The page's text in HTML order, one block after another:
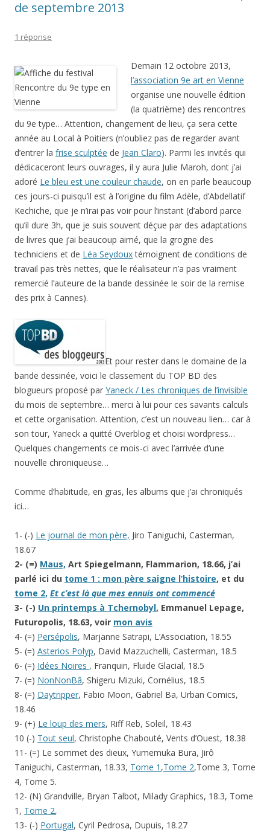
de septembre 2013
1 réponse
Demain 12 octobre 2013,
l’association 9e art en Vienne
organise une nouvelle édition
(la quatrième) des rencontres
du 9e type… Attention, changement de lieu, ça sera cette
année au Local à Poitiers (n’oubliez pas de regarder avant
d’entrer la frise sculptée de Jean Claro). Parmi les invités qui
dédicaceront leurs ouvrages, il y aura Julie Maroh, dont j’ai
adoré Le bleu est une couleur chaude, on en parle beaucoup
ces jours-ci puisqu’il est à l’origine du film Adèle, d’Abdellatif
Kechiche, que je n’irai pas voir pour l’instant (d’abord parce
qu’il dure 3h, que je suis souvent déçue par des adaptations
de livres que j’ai beaucoup aimé, que la grogne des
techniciens et de Léa Seydouxtémoignent de conditions de
travail pas très nettes, que le réalisateur n’a pas vraiment
remercié l’auteure de la bande dessinée le soir de la remise
des prix à Cannes).
Et pour rester dans le domaine de la
bande dessinée, voici le classement du TOP BD des
blogueurs proposé par Yaneck / Les chroniques de l’invisible
du mois de septembre… merci à lui pour ces savants calculs
et cette organisation. Attention, c’est un nouveau lien… car à
son tour, Yaneck a quitté Overblog et choisi wordpress…
Quelques changements ce mois-ci avec l’arrivée d’une
nouvelle chroniqueuse…
Comme d’habitude, en gras, les albums que j’ai chroniqués
ici…
1- (-) Le journal de mon père, Jiro Taniguchi, Casterman,
18.67
2- (=) Maus, Art Spiegelmann, Flammarion, 18.66, j’ai
parlé ici du tome 1 : mon père saigne l’histoire, et du
tome 2, Et c’est là que mes ennuis ont commencé
3- (-) Un printemps à Tchernobyl, Emmanuel Lepage,
Futuropolis, 18.63, voir mon avis
4- (=) Persépolis, Marjanne Satrapi, L’Association, 18.55
5- (=) Asterios Polyp, David Mazzuchelli, Casterman, 18.5
6- (=) Idées Noires , Franquin, Fluide Glacial, 18.5
7- (=) NonNonBâ, Shigeru Mizuki, Cornélius, 18.5
8- (=) Daytripper, Fabio Moon, Gabriel Ba, Urban Comics,
18.46
9- (+) Le loup des mers, Riff Reb, Soleil, 18.43
10 (-) Tout seul, Christophe Chabouté, Vents d’Ouest, 18.38
11- (=) Le sommet des dieux, Yumemuka Bura, Jirô
Taniguchi, Casterman, 18.33, Tome 1 ,Tome 2,Tome 3, Tome
4, Tome 5.
12- (N) Grandville, Bryan Talbot, Milady Graphics, 18.3, Tome
1, Tome 2,
13- (-) Portugal, Cyril Pedrosa, Dupuis, 18.27